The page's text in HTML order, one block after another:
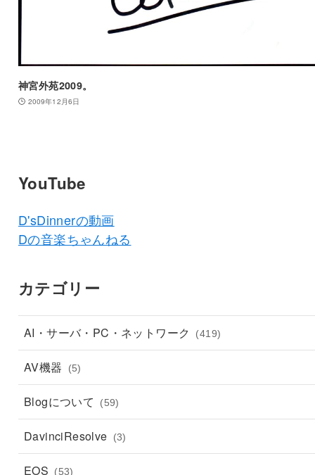
神宮外苑2009。
2009年12月6日
YouTube
D'sDinnerの動画
Dの音楽ちゃんねる
カテゴリー
AI・サーバ・PC・ネットワーク (419)
AV機器 (5)
Blogについて (59)
DavinciResolve (3)
EOS (53)